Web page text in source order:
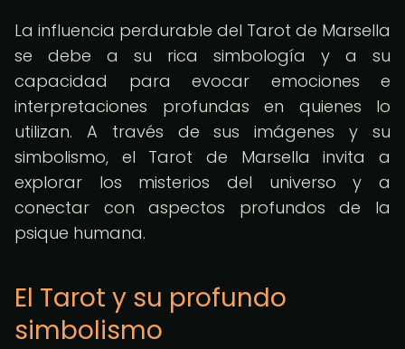
La influencia perdurable del Tarot de Marsella
se debe a su rica simbología y a su
capacidad para evocar emociones e
interpretaciones profundas en quienes lo
utilizan. A través de sus imágenes y su
simbolismo, el Tarot de Marsella invita a
explorar los misterios del universo y a
conectar con aspectos profundos de la
psique humana.
El Tarot y su profundo
simbolismo